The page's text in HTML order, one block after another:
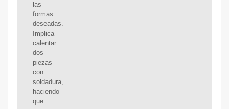
las
formas
deseadas.
Implica
calentar
dos
piezas
con
soldadura,
haciendo
que